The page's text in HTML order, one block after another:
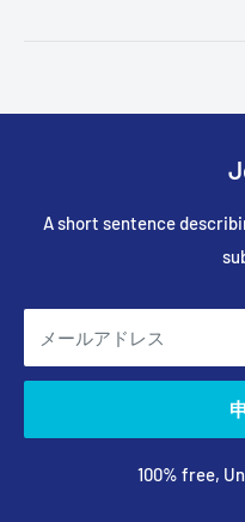
A short sentence
メールアドレス
100% free,